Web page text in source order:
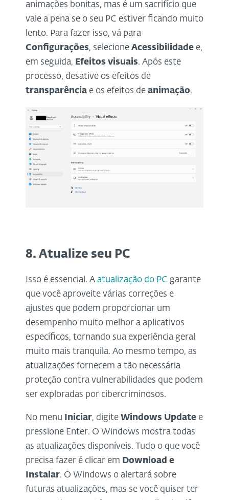
animações bonitas, mas é um sacrifício que
vale a pena se o seu PC estiver ficando muito
lento. Para fazer isso, vá para
Configurações, selecione Acessibilidade e,
em seguida, Efeitos visuais. Após este
processo, desative os efeitos de
transparência e os efeitos de animação.
8. Atualize seu PC
Isso é essencial. A atualização do PC garante
que você aproveite várias correções e
ajustes que podem proporcionar um
desempenho muito melhor a aplicativos
específicos, tornando sua experiência geral
muito mais tranquila. Ao mesmo tempo, as
atualizações fornecem a tão necessária
proteção contra vulnerabilidades que podem
ser exploradas por cibercriminosos.
No menu Iniciar, digite Windows Update e
pressione Enter. O Windows mostra todas
as atualizações disponíveis. Tudo o que você
precisa fazer é clicar em Download e
Instalar. O Windows o alertará sobre
futuras atualizações, mas se você quiser ter